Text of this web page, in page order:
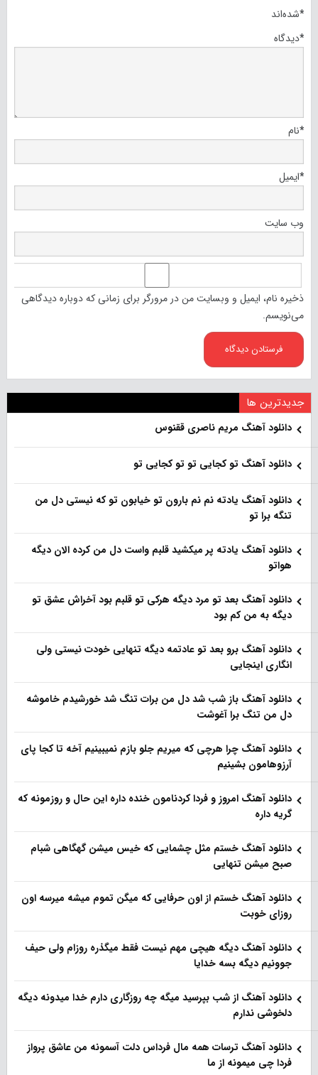
شده‌اند*
دیدگاه*
نام*
ایمیل*
وب‌ سایت
ذخیره نام، ایمیل و وبسایت من در مرورگر برای زمانی که دوباره دیدگاهی
می‌نویسم.
جدیدترین ها
دانلود آهنگ مریم ناصری ققنوس
دانلود آهنگ تو کجایی تو تو کجایی تو
دانلود آهنگ یادته نم نم بارون تو خیابون تو که نیستی دل من
تنگه برا تو
دانلود آهنگ یادته پر میکشید قلبم واست دل من کرده الان دیگه
هواتو
دانلود آهنگ بعد تو مرد دیگه هرکی تو قلبم بود آخراش عشق تو
دیگه به من کم بود
دانلود آهنگ برو بعد تو عادتمه دیگه تنهایی خودت نیستی ولی
انگاری اینجایی
دانلود آهنگ باز شب شد دل من برات تنگ شد خورشیدم خاموشه
دل من تنگ برا آغوشت
دانلود آهنگ چرا هرچی که میریم جلو بازم نمیبینیم آخه تا کجا پای
آرزوهامون بشینیم
دانلود آهنگ امروز و فردا کردنامون خنده داره این حال و روزمونه که
گریه داره
دانلود آهنگ خستم مثل چشمایی که خیس میشن گهگاهی شبام
صبح میشن تنهایی
دانلود آهنگ خستم از اون حرفایی که میگن تموم میشه میرسه اون
روزای خوبت
دانلود آهنگ دیگه هیچی مهم نیست فقط میگذره روزام ولی حیف
جوونیم دیگه بسه خدایا
دانلود آهنگ از شب بپرسید میگه چه روزگاری دارم خدا میدونه دیگه
دلخوشی ندارم
دانلود آهنگ ترسات همه مال فرداس دلت آسمونه من عاشق پرواز
فردا چی میمونه از ما